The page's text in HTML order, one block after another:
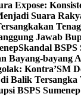
Expose:
Suara
Jawab
Skandal BSPS
Bayang-bayang
Kontra’SM
Balik
BSPS